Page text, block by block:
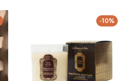
-10%